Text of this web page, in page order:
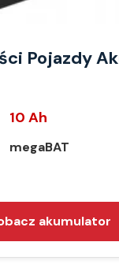
Pojazdy
10 Ah
megaBAT
akumulator